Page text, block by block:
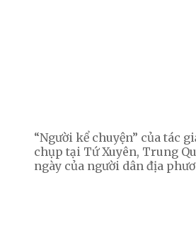
“Người kể chuyện” của tác
chụp tại Tứ Xuyên, Trung
ngày của người dân địa